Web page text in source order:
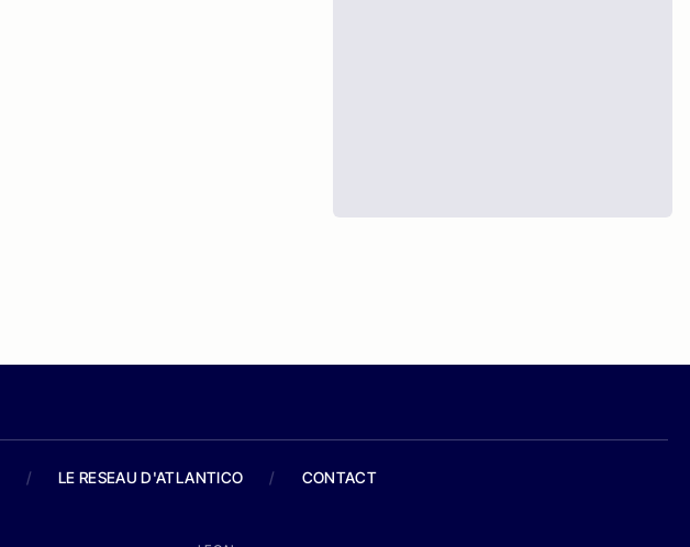
/ LE RESEAU D'ATLANTICO / CONTACT